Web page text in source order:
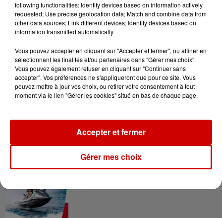
Gagnez vos entrées pour le
Mans !
Alouette vous invite à
Le Duel - Gagnez votre balade
following functionalities: Identify devices based on information actively
requested; Use precise geolocation data; Match and combine data from
other data sources; Link different devices; Identify devices based on
information transmitted automatically.
Vous pouvez accepter en cliquant sur "Accepter et fermer", ou affiner en
sélectionnant les finalités et/ou partenaires dans "Gérer mes choix".
Vous pouvez également refuser en cliquant sur "Continuer sans
accepter". Vos préférences ne s'appliqueront que pour ce site. Vous
pouvez mettre à jour vos choix, ou retirer votre consentement à tout
moment via le lien "Gérer les cookies" situé en bas de chaque page.
Gérer mes choix
Accepter et fermer